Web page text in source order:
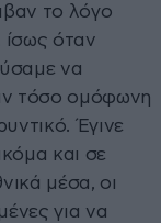
το λόγο
ίσως όταν
να
τόσο ομόφωνη
Έγινε
και σε
μέσα, οι
για να